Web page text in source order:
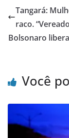
Tangará:
raco.
Bolsonaro
Você